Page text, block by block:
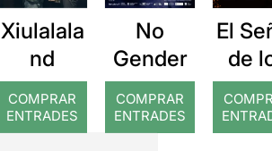
Xiulalala
nd
COMPRAR
ENTRADES
No
Gender
COMPRAR
ENTRADES
El
de
en